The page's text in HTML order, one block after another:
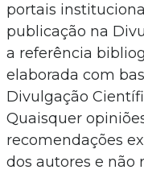
portais
publicação na
a referência
elaborada com
Divulgação
Quaisquer
recomendações
dos autores e não